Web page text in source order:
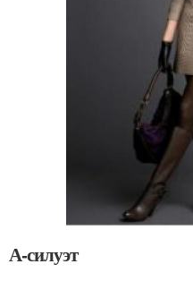
А-силуэт